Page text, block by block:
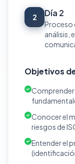
2 Día 2
Proceso
análisis,
Objetivos
Conocer el
riesgos de
Entender el